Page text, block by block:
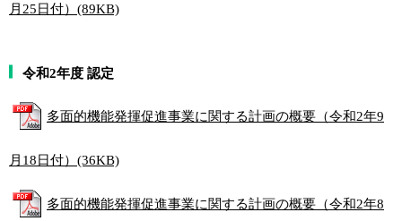
月25日付）(89KB)
令和2年度 認定
多面的機能発揮促進事業に関する計画の概要（令和2年9
月18日付）(36KB)
多面的機能発揮促進事業に関する計画の概要（令和2年8